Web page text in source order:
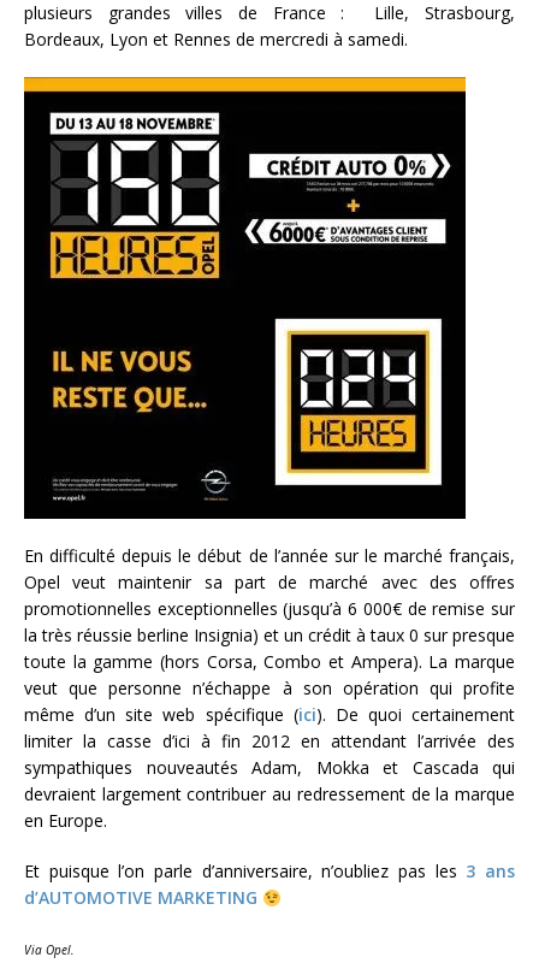
plusieurs grandes villes de France : Lille, Strasbourg,
Bordeaux, Lyon et Rennes de mercredi à samedi.
En difficulté depuis le début de l’année sur le marché français,
Opel veut maintenir sa part de marché avec des offres
promotionnelles exceptionnelles (jusqu’à 6 000€ de remise sur
la très réussie berline Insignia) et un crédit à taux 0 sur presque
toute la gamme (hors Corsa, Combo et Ampera). La marque
veut que personne n’échappe à son opération qui profite
même d’un site web spécifique (ici). De quoi certainement
limiter la casse d’ici à fin 2012 en attendant l’arrivée des
sympathiques nouveautés Adam, Mokka et Cascada qui
devraient largement contribuer au redressement de la marque
en Europe.
Et puisque l’on parle d’anniversaire, n’oubliez pas les 3 ans
d’AUTOMOTIVE MARKETING
Via Opel.